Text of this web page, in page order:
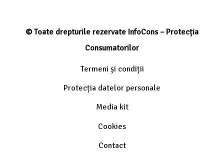
© Toate drepturile rezervate InfoCons – Protecția
Consumatorilor
Termeni și condiții
Protecția datelor personale
Media kit
Cookies
Contact